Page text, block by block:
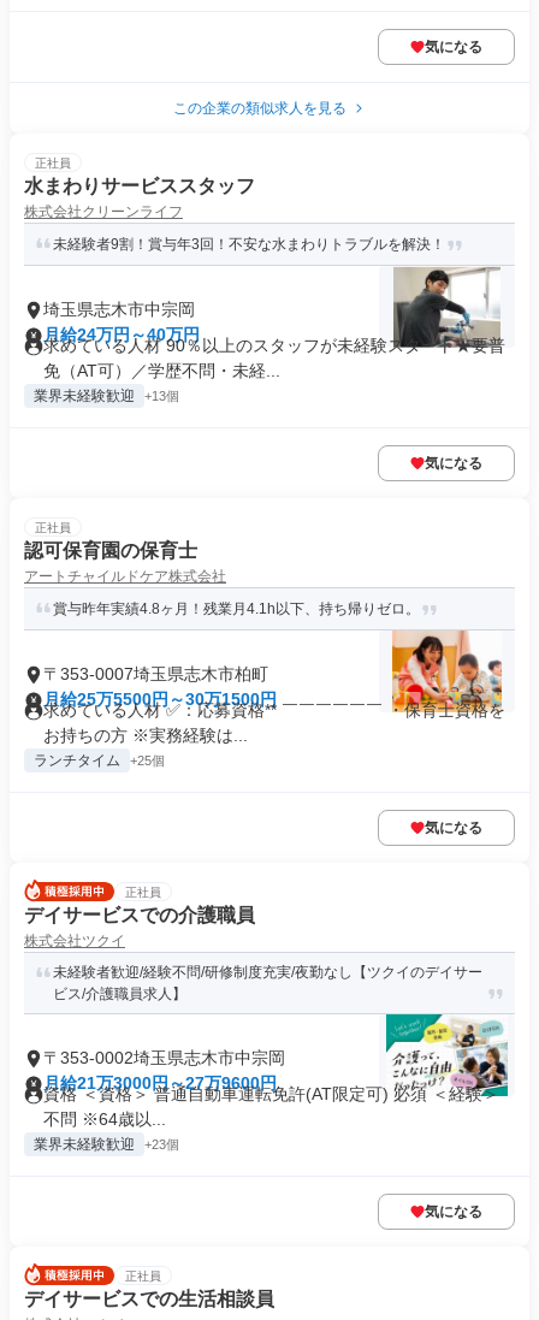
気になる
この企業の類似求人を見る
正社員
水まわりサービススタッフ
株式会社クリーンライフ
未経験者9割！賞与年3回！不安な水まわりトラブルを解決！
埼玉県志木市中宗岡
月給24万円～40万円
求めている人材 90％以上のスタッフが未経験スタート★要普
免（AT可）／学歴不問・未経...
業界未経験歓迎 +13個
気になる
正社員
認可保育園の保育士
アートチャイルドケア株式会社
賞与昨年実績4.8ヶ月！残業月4.1h以下、持ち帰りゼロ。
〒353-0007埼玉県志木市柏町
月給25万5500円～30万1500円
求めている人材 ✅：応募資格** ￣￣￣￣￣￣ ・保育士資格を
お持ちの方 ※実務経験は...
ランチタイム +25個
気になる
正社員
デイサービスでの介護職員
株式会社ツクイ
未経験者歓迎/経験不問/研修制度充実/夜勤なし【ツクイのデイサー
ビス/介護職員求人】
〒353-0002埼玉県志木市中宗岡
月給21万3000円～27万9600円
資格 ＜資格＞ 普通自動車運転免許(AT限定可) 必須 ＜経験＞
不問 ※64歳以...
業界未経験歓迎 +23個
気になる
正社員
デイサービスでの生活相談員